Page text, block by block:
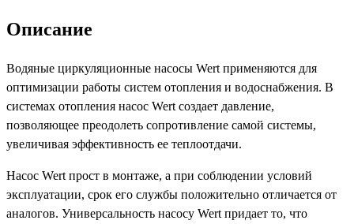
Описание
Водяные циркуляционные насосы Wert применяются для
оптимизации работы систем отопления и водоснабжения. В
системах отопления насос Wert создает давление,
позволяющее преодолеть сопротивление самой системы,
увеличивая эффективность ее теплоотдачи.
Насос Wert прост в монтаже, а при соблюдении условий
эксплуатации, срок его службы положительно отличается от
аналогов. Универсальность насосу Wert придает то, что